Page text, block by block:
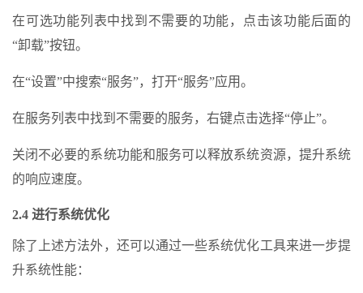
在可选功能列表中找到不需要的功能，点击该功能后面的
“卸载”按钮。
在“设置”中搜索“服务”，打开“服务”应用。
在服务列表中找到不需要的服务，右键点击选择“停止”。
关闭不必要的系统功能和服务可以释放系统资源，提升系统
的响应速度。
2.4 进行系统优化
除了上述方法外，还可以通过一些系统优化工具来进一步提
升系统性能：